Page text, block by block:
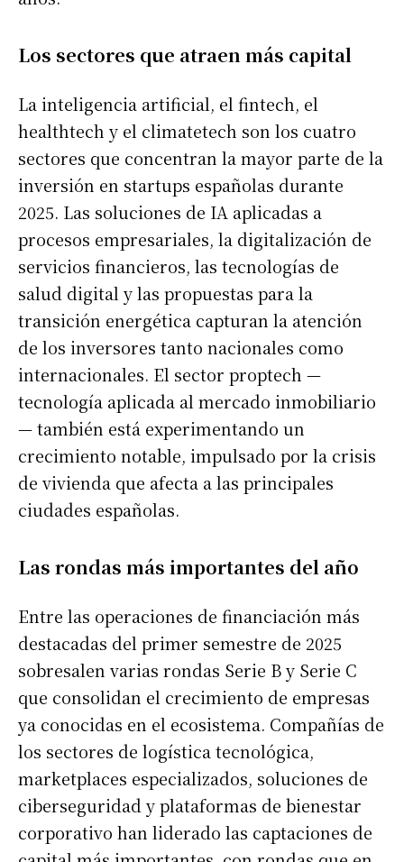
Los sectores que atraen más capital
La inteligencia artificial, el fintech, el
healthtech y el climatetech son los cuatro
sectores que concentran la mayor parte de la
inversión en startups españolas durante
2025. Las soluciones de IA aplicadas a
procesos empresariales, la digitalización de
servicios financieros, las tecnologías de
salud digital y las propuestas para la
transición energética capturan la atención
de los inversores tanto nacionales como
internacionales. El sector proptech —
tecnología aplicada al mercado inmobiliario
— también está experimentando un
crecimiento notable, impulsado por la crisis
de vivienda que afecta a las principales
ciudades españolas.
Las rondas más importantes del año
Entre las operaciones de financiación más
destacadas del primer semestre de 2025
sobresalen varias rondas Serie B y Serie C
que consolidan el crecimiento de empresas
ya conocidas en el ecosistema. Compañías de
los sectores de logística tecnológica,
marketplaces especializados, soluciones de
ciberseguridad y plataformas de bienestar
corporativo han liderado las captaciones de